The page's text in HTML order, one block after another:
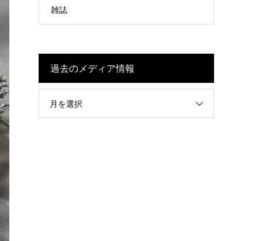
雑誌
過去のメディア情報
月を選択